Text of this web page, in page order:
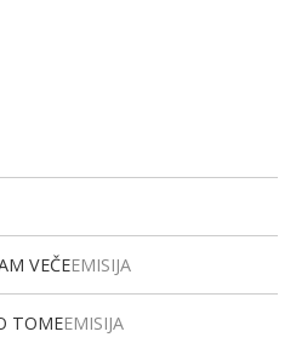
VEČEEMISIJA
TOMEEMISIJA